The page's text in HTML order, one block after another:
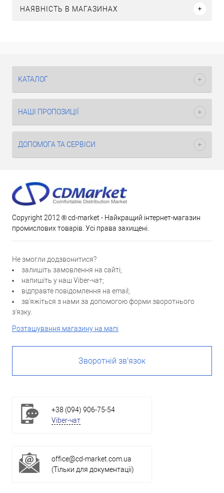
НАЯВНІСТЬ В МАГАЗИНАХ
КАТАЛОГ
НАШІ ПРОПОЗИЦІЇ
ДОПОМОГА ТА СЕРВІСИ
Copyright 2012 ® cd-market - Найкращий інтернет-магазин
промислових товарів. Усі права захищені.
Не змогли додзвонитися?
залишіть замовлення на сайті;
напишіть у наш Viber-чат;
відправте повідомлення на email;
зв'яжіться з нами за допомогою форми зворотнього
з'язку.
Розташування магазину на мапі
Зворотній зв'язок
+38 (094) 906-75-54
Viber-чат
office@cd-market.com.ua
(Тільки для документації)